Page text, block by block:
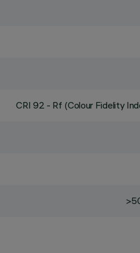
CRI 92 - Rf (Colour Fidelity